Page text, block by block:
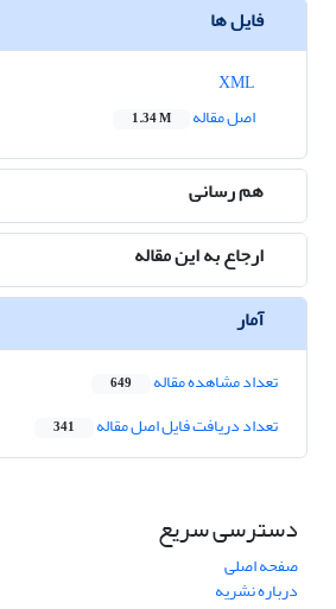
فایل ها
اصل مقاله
1.34 M
هم رسانی
ارجاع به این مقاله
آمار
تعداد مشاهده مقاله 649
تعداد دریافت فایل اصل مقاله 341
دسترسی سریع
صفحه اصلی
درباره نشریه